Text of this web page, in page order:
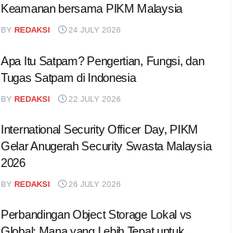
Keamanan bersama PIKM Malaysia
BY REDAKSI 24 JULY 2026
Apa Itu Satpam? Pengertian, Fungsi, dan
Tugas Satpam di Indonesia
BY REDAKSI 22 JULY 2026
International Security Officer Day, PIKM
Gelar Anugerah Security Swasta Malaysia
2026
BY REDAKSI 26 JULY 2026
Perbandingan Object Storage Lokal vs